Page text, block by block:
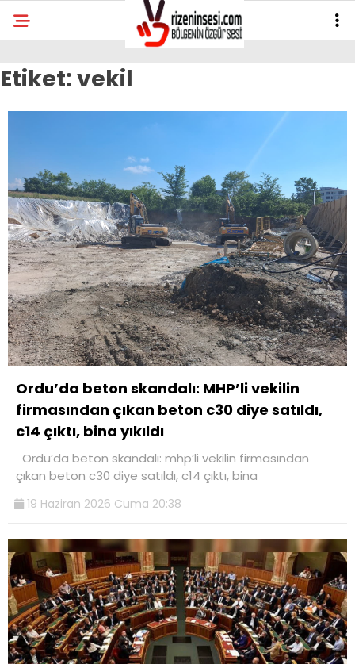
Etiket:vekil
Ordu’da beton skandalı: MHP’li vekilin
firmasından çıkan beton c30 diye satıldı,
c14 çıktı, bina yıkıldı
Ordu’da beton skandalı: mhp’li vekilin firmasından
çıkan beton c30 diye satıldı, c14 çıktı, bina
19 Haziran 2026 Cuma 20:38